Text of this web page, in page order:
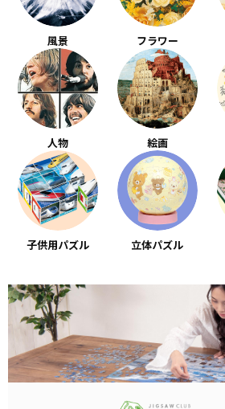
風景 フラワー
人物 絵画
子供用パズル 立体パズル